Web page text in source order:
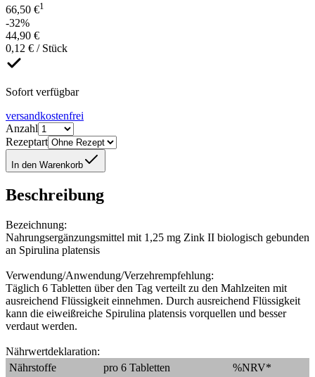
66,50 €1
-32%
44,90 €
0,12 € / Stück
Sofort verfügbar
versandkostenfrei
Anzahl
Rezeptart
In den Warenkorb
Beschreibung
Bezeichnung:
Nahrungsergänzungsmittel mit 1,25 mg Zink II biologisch gebunden
an Spirulina platensis
Verwendung/Anwendung/Verzehrempfehlung:
Täglich 6 Tabletten über den Tag verteilt zu den Mahlzeiten mit
ausreichend Flüssigkeit einnehmen. Durch ausreichend Flüssigkeit
kann die eiweißreiche Spirulina platensis vorquellen und besser
verdaut werden.
Nährwertdeklaration:
Nährstoffe
pro 6 Tabletten %NRV*